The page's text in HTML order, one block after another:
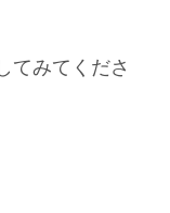
てみてくださ